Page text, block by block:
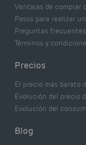
Ventajas de comprar
Pasos para realizar
Preguntas frecuentes
Términos y
Precios
El precio más barato
Evolución del precio
Evolución del
Blog